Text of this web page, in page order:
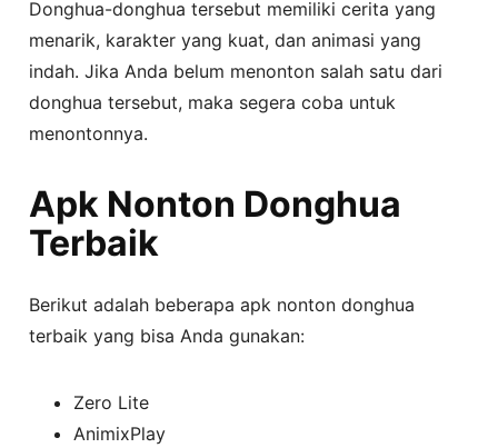
Donghua-donghua tersebut memiliki cerita yang
menarik, karakter yang kuat, dan animasi yang
indah. Jika Anda belum menonton salah satu dari
donghua tersebut, maka segera coba untuk
menontonnya.
Apk Nonton Donghua
Terbaik
Berikut adalah beberapa apk nonton donghua
terbaik yang bisa Anda gunakan:
Zero Lite
AnimixPlay